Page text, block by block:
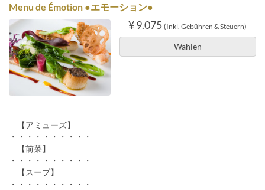
Menu de Émotion ●エモーション●
¥ 9.075 (Inkl. Gebühren & Steuern)
Wählen
【アミューズ】
・・・・・・・・・・
【前菜】
・・・・・・・・・・
【スープ】
・・・・・・・・・・